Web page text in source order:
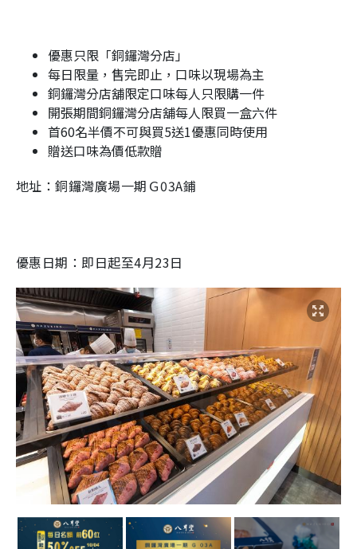
優惠只限「銅鑼灣分店」
每日限量，售完即止，口味以現場為主
銅鑼灣分店舖限定口味每人只限購一件
開張期間銅鑼灣分店舖每人限買一盒六件
首60名半價不可與買5送1優惠同時使用
贈送口味為價低款贈
地址：銅鑼灣廣場一期Ｇ03A鋪
優惠日期：即日起至4月23日